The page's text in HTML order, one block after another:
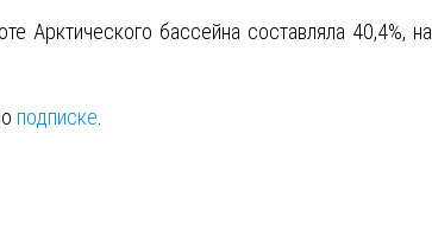
Арктического бассейна составляла 40,4%, на
подписке